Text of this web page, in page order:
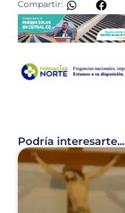
Compartir:
Podría interesarte...